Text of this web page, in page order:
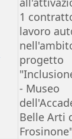
1
lavoro
progetto
- Museo
Belle Arti